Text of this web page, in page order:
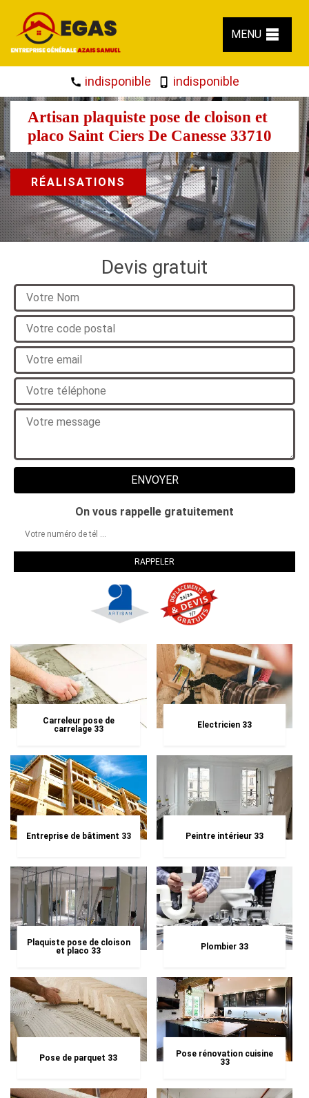
MENU
indisponible indisponible
Artisan plaquiste pose de cloison et
placo Saint Ciers De Canesse 33710
RÉALISATIONS
Devis gratuit
On vous rappelle gratuitement
Carreleur pose de
carrelage 33
Electricien 33
Entreprise de bâtiment 33 Peintre intérieur 33
Plaquiste pose de cloison
et placo 33
Plombier 33
Pose de parquet 33
Pose rénovation cuisine
33